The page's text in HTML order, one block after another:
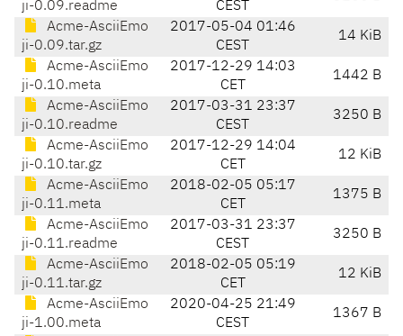
ji-0.09.readme
CEST
Acme-AsciiEmo
ji-0.09.tar.gz
2017-05-04 01:46
CEST
14 KiB
Acme-AsciiEmo
ji-0.10.meta
2017-12-29 14:03
CET
1442 B
Acme-AsciiEmo
ji-0.10.readme
2017-03-31 23:37
CEST
3250 B
Acme-AsciiEmo
ji-0.10.tar.gz
2017-12-29 14:04
CET
12 KiB
Acme-AsciiEmo
ji-0.11.meta
2018-02-05 05:17
CET
1375 B
Acme-AsciiEmo
ji-0.11.readme
2017-03-31 23:37
CEST
3250 B
Acme-AsciiEmo
ji-0.11.tar.gz
2018-02-05 05:19
CET
12 KiB
Acme-AsciiEmo
ji-1.00.meta
2020-04-25 21:49
CEST
1367 B